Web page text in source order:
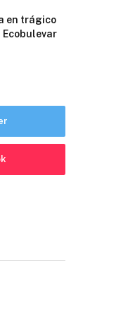
en trágico